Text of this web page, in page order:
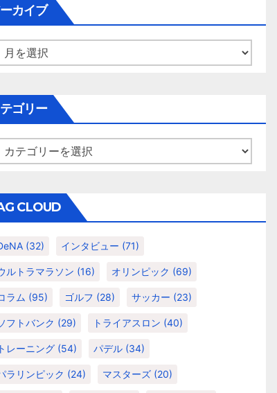
カイブ
ゴリー
CLOUD
(32) インタビュー (71)
ルトラマラソン (16) オリンピック (69)
ラム (95) ゴルフ (28) サッカー (23)
フトバンク (29) トライアスロン (40)
トレーニング (54) パデル (34)
ラリンピック (24) マスターズ (20)